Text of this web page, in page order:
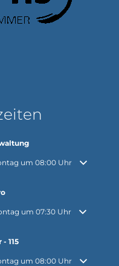
Schließzeiten auszublenden
um 08:00 Uhr
Schließzeiten auszublenden
um 07:30 Uhr
115
Schließzeiten auszublenden
um 08:00 Uhr